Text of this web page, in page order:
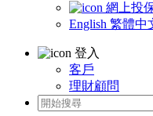
網上投
English 繁體中
登入
客戶
理財顧問